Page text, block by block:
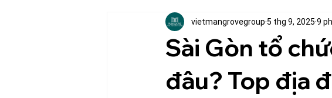
Ưu đãi Mangrove Tuyển dụng
Sài Gòn tổ
đâu? Top địa
vietmangrovegroup 5 thg 9, 2025 9